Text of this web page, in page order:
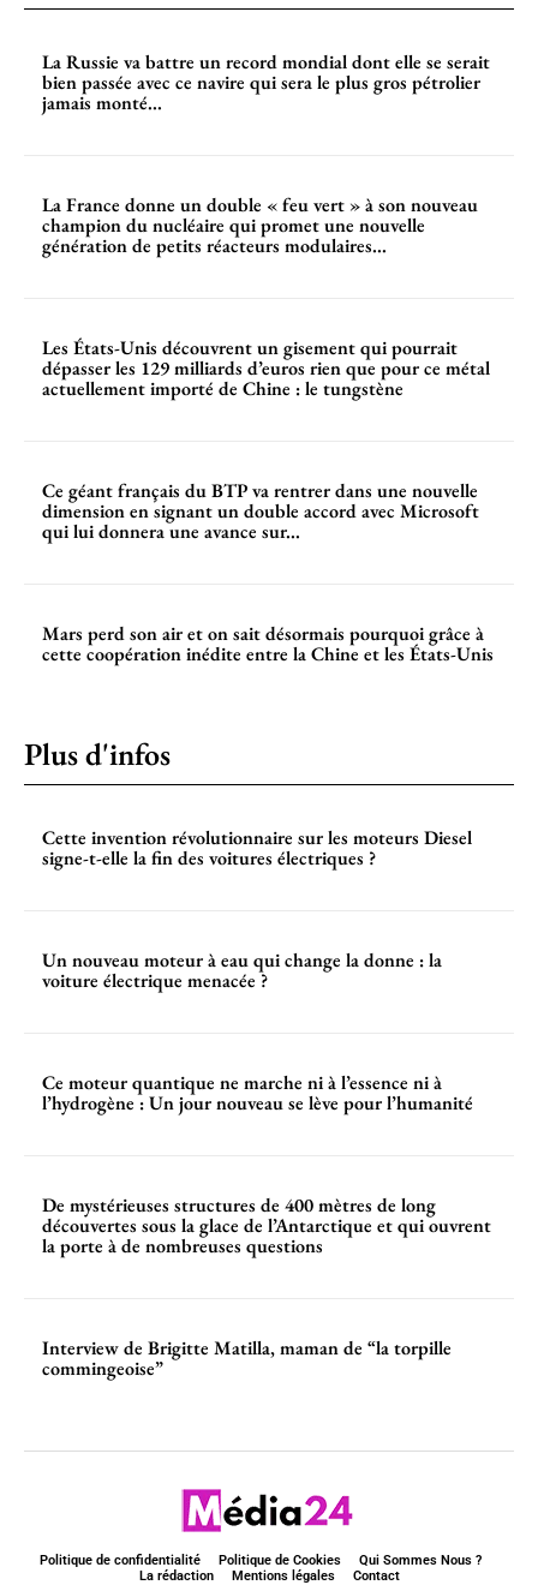
La Russie va battre un record mondial dont elle se serait
bien passée avec ce navire qui sera le plus gros pétrolier
jamais monté...
La France donne un double « feu vert » à son nouveau
champion du nucléaire qui promet une nouvelle
génération de petits réacteurs modulaires...
Les États-Unis découvrent un gisement qui pourrait
dépasser les 129 milliards d’euros rien que pour ce métal
actuellement importé de Chine : le tungstène
Ce géant français du BTP va rentrer dans une nouvelle
dimension en signant un double accord avec Microsoft
qui lui donnera une avance sur...
Mars perd son air et on sait désormais pourquoi grâce à
cette coopération inédite entre la Chine et les États-Unis
Plus d'infos
Cette invention révolutionnaire sur les moteurs Diesel
signe-t-elle la fin des voitures électriques ?
Un nouveau moteur à eau qui change la donne : la
voiture électrique menacée ?
Ce moteur quantique ne marche ni à l’essence ni à
l’hydrogène : Un jour nouveau se lève pour l’humanité
De mystérieuses structures de 400 mètres de long
découvertes sous la glace de l’Antarctique et qui ouvrent
la porte à de nombreuses questions
Interview de Brigitte Matilla, maman de “la torpille
commingeoise”
Politique de confidentialité Politique de Cookies
Qui Sommes Nous ?
La rédaction
Mentions légales Contact